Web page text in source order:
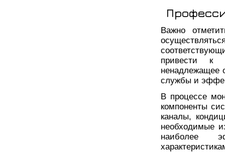
Важно
привести к
ненадлежащее
службы и
В процессе
компоненты
каналы,
необходимые
наиболее